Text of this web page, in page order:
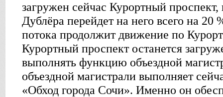
загружен сейчас Курортный проспект,
Дублёра перейдет на него всего на 20
потока продолжит движение по
Курортный проспект останется
выполнять функцию объездной
объездной магистрали выполняет
«Обход города Сочи». Именно он